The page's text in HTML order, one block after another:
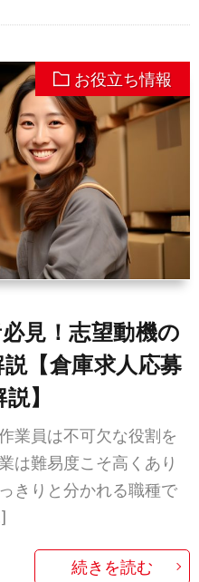
お役立ち情報
見！志望動機の
【倉庫求人応募
】
業員は不可欠な役割を
は難易度こそ高くあり
きりと分かれる職種で
続きを読む